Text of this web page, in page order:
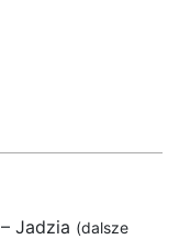
– Jadzia (dalsze